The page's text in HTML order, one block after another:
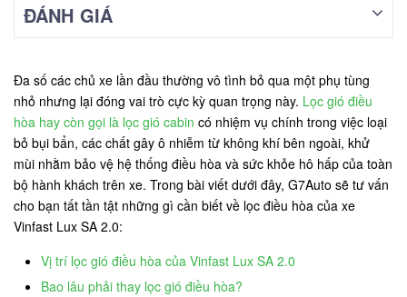
ĐÁNH GIÁ
Đa số các chủ xe lần đầu thường vô tình bỏ qua một phụ tùng
nhỏ nhưng lại đóng vai trò cực kỳ quan trọng này. Lọc gió điều
hòa hay còn gọi là lọc gió cabin có nhiệm vụ chính trong việc loại
bỏ bụi bẩn, các chất gây ô nhiễm từ không khí bên ngoài, khử
mùi nhằm bảo vệ hệ thống điều hòa và sức khỏe hô hấp của toàn
bộ hành khách trên xe. Trong bài viết dưới đây, G7Auto sẽ tư vấn
cho bạn tất tần tật những gì cần biết về lọc điều hòa của xe
Vinfast Lux SA 2.0:
Vị trí lọc gió điều hòa của Vinfast Lux SA 2.0
Bao lâu phải thay lọc gió điều hòa?